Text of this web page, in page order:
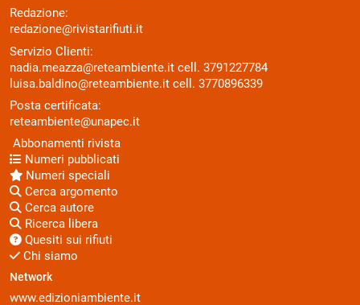
Redazione:
redazione@rivistarifiuti.it
Servizio Clienti:
nadia.meazza@reteambiente.it cell. 3791227784
luisa.baldino@reteambiente.it cell. 3770896339
Posta certificata:
reteambiente@unapec.it
Abbonamenti rivista
Numeri pubblicati
Numeri speciali
Cerca argomento
Cerca autore
Ricerca libera
Quesiti sui rifiuti
Chi siamo
Network
www.edizioniambiente.it